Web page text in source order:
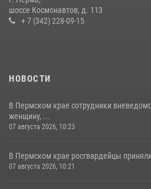
шоссе Космонавтов, д. 113
+ 7 (342) 228-09-15
НОВОСТИ
В Пермском крае сотрудники
женщину, ...
07 августа 2026, 10:23
В Пермском крае росгвардейцы
07 августа 2026, 10:21